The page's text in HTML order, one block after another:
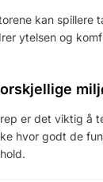
kan spillere
ytelsen og
er det viktig å
hvor godt de